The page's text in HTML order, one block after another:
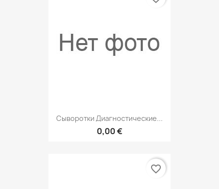
Сыворотки Диагностические...
0,00 €
favorite_border